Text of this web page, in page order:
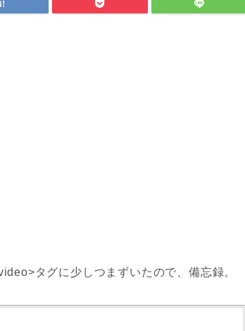
タグに少しつまずいたので、備忘録。